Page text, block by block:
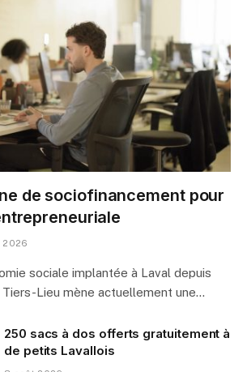
de sociofinancement pour
2026
sociale implantée à Laval depuis
Tiers-Lieu mène actuellement une…
250 sacs à dos offerts gratuitement à
de petits Lavallois